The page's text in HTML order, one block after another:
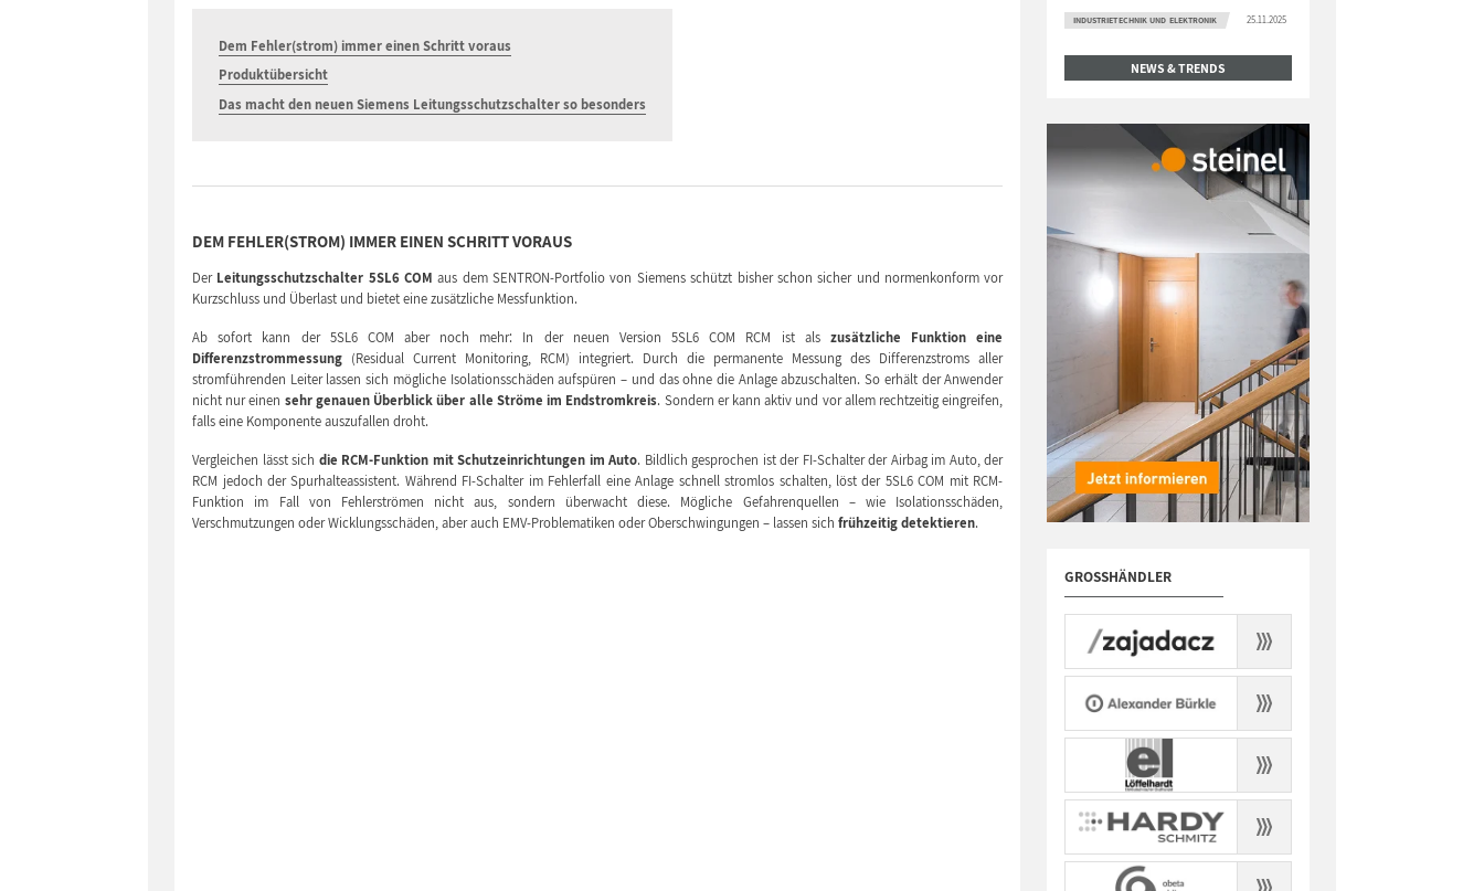
Dem Fehler(strom) immer einen Schritt voraus
Produktübersicht
Das macht den neuen Siemens Leitungsschutzschalter so besonders
DEM FEHLER(STROM) IMMER EINEN SCHRITT VORAUS
Der Leitungsschutzschalter 5SL6 COM aus dem SENTRON-Portfolio von Siemens schützt bisher schon sicher und normenkonform vor
Kurzschluss und Überlast und bietet eine zusätzliche Messfunktion.
Ab sofort kann der 5SL6 COM aber noch mehr: In der neuen Version 5SL6 COM RCM ist als zusätzliche Funktion eine
Differenzstrommessung (Residual Current Monitoring, RCM) integriert. Durch die permanente Messung des Differenzstroms aller
stromführenden Leiter lassen sich mögliche Isolationsschäden aufspüren – und das ohne die Anlage abzuschalten. So erhält der Anwender
nicht nur einen sehr genauen Überblick über alle Ströme im Endstromkreis. Sondern er kann aktiv und vor allem rechtzeitig eingreifen,
falls eine Komponente auszufallen droht.
Vergleichen lässt sich die RCM-Funktion mit Schutzeinrichtungen im Auto. Bildlich gesprochen ist der FI-Schalter der Airbag im Auto, der
RCM jedoch der Spurhalteassistent. Während FI-Schalter im Fehlerfall eine Anlage schnell stromlos schalten, löst der 5SL6 COM mit RCM-
Funktion im Fall von Fehlerströmen nicht aus, sondern überwacht diese. Mögliche Gefahrenquellen – wie Isolationsschäden,
Verschmutzungen oder Wicklungsschäden, aber auch EMV-Problematiken oder Oberschwingungen – lassen sichfrühzeitig detektieren.
INDUSTRIETECHNIK UND ELEKTRONIK 25.11.2025
NEWS & TRENDS
GROSSHÄNDLER